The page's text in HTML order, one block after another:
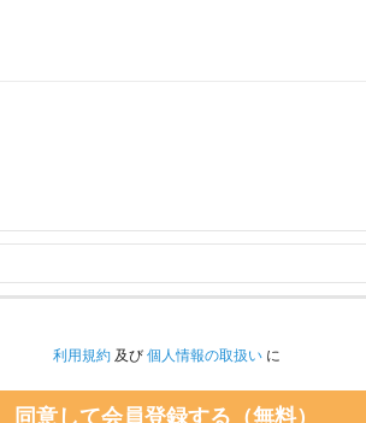
利用規約及び 個人情報の取扱いに